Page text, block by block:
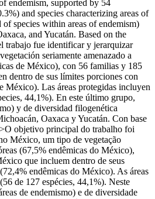
endemism, supported by 54
and species characterizing areas of
species within areas of endemism)
and Yucatán. Based on the
trabajo fue identificar y jerarquizar
seriamente amenazado a
de México), con 56 familias y 185
dentro de sus límites porciones con
México). Las áreas protegidas incluyen
44,1%). En este último grupo,
y de diversidad filogenética
Oaxaca y Yucatán. Con base
objetivo principal do trabalho foi
México, um tipo de vegetação
(67,5% endêmicas do México),
que incluem dentro de seus
endêmicas do México). As áreas
de 127 espécies, 44,1%). Neste
de endemismo) e de diversidade